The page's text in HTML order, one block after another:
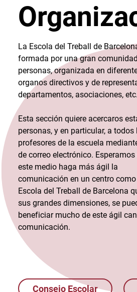
La Escola del Treball de
formada por una gran
personas, organizada en
organos directivos y de
departamentos, asociaciones, etc.
Esta sección quiere acercaros
personas, y en particular, a todos
profesores de la escuela
de correo electrónico. Esperamos
este medio haga más ágil la
comunicación en un centro
Escola del Treball de Barcelona
sus grandes dimensiones, se
beneficiar mucho de este ágil
comunicación.
Consejo Escolar